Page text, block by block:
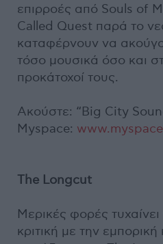
επιρροές από Souls of
Called Quest παρά το
καταφέρνουν να
τόσο μουσικά όσο και
προκάτοχοί τους.
Ακούστε: “Big City
Myspace:
The Longcut
Μερικές φορές
κριτική με την